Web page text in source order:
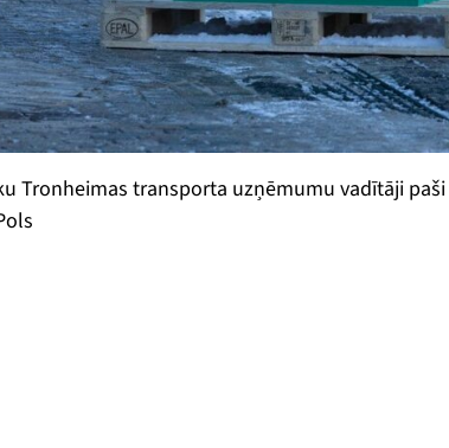
Tronheimas transporta uzņēmumu vadītāji